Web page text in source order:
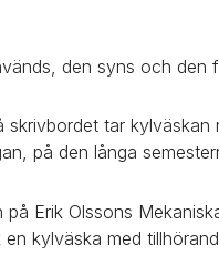
den syns och den
tar kylväskan
på den långa
Erik Olssons
kylväska med